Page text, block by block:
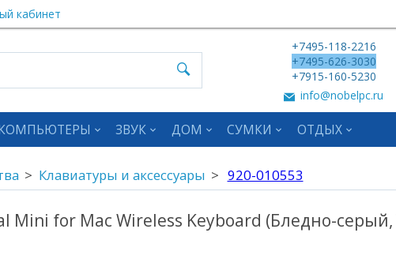
кабинет
+7495-118-2216
+7495-626-3030
+7915-160-5230
info@nobelpc.ru
ЗВУК ДОМ СУМКИ ОТДЫХ
Клавиатуры и аксессуары 920-010553
Mini for Mac Wireless Keyboard (Бледно-